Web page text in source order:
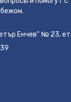
Енчев“ № 23,